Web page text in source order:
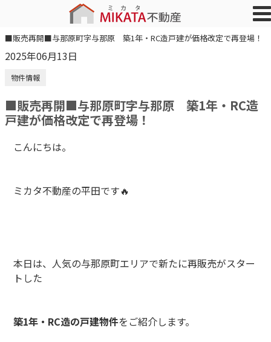
■販売再開■与那原町字与那原 築1年・RC造戸建が価格改定で再登場！
2025年06月13日
物件情報
■販売再開■与那原町字与那原 築1年・RC造
戸建が価格改定で再登場！
こんにちは。
ミカタ不動産の平田です🔥
本日は、人気の与那原町エリアで新たに再販売がスター
トした
築1年・RC造の戸建物件をご紹介します。